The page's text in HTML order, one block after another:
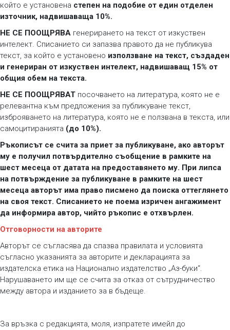
който е установена степен на подобие от един отделен
източник, надвишаваща 10%.
НЕ СЕ ПООЩРЯВА генерирането на текст от изкуствен
интелект. Списанието си запазва правото да не публикува
текст, за който е установено използване на текст, създаден
и генериран от изкуствен интелект, надвишаващ 15% от
общия обем на текста.
НЕ СЕ ПООЩРЯВАТ посочването на литература, която не е
релевантна към предложения за публикуване текст,
изброяването на литература, която не е ползвана в текста, или
самоцитиранията (до 10%).
Ръкописът се счита за приет за публикуване, ако авторът
му е получил потвърдително съобщение в рамките на
шест месеца от датата на предоставянето му. При липса
на потвърждение за публикуване в рамките на шест
месеца авторът има право писмено да поиска оттеглянето
на своя текст. Списанието не поема изричен ангажимент
да информира автор, чийто ръкопис е отхвърлен.
Отговорности на авторите
Авторът се съгласява да спазва правилата и условията
съгласно указанията за авторите и декларацията за
издателска етика на Национално издателство „Аз-буки“.
Нарушаването им ще се счита за отказ от сътрудничество
между автора и изданието за в бъдеще.
За връзка с редакцията, моля, изпратете имейл до